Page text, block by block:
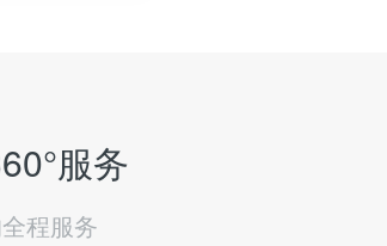
服务
程服务